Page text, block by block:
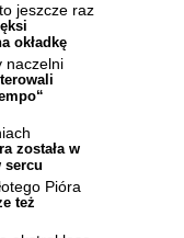
jeszcze raz
okładkę
naczelni
została w
sercu
Pióra
też